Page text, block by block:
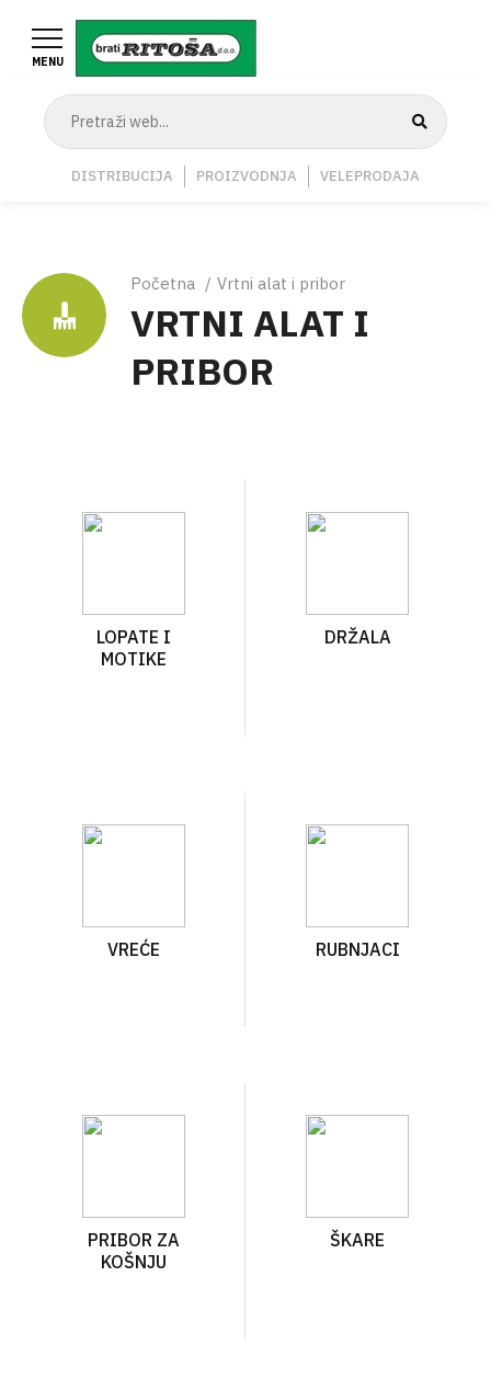
glavni
Navigation
DISTRIBUCIJA PROIZVODNJA VELEPRODAJA
MENU
Breadcrumb
Početna Vrtni alat i pribor
VRTNI ALAT I
PRIBOR
LOPATE I
MOTIKE
DRŽALA
VREĆE RUBNJACI
PRIBOR ZA
KOŠNJU
ŠKARE